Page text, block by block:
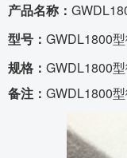
产品名称：
型号： GWDL1800
规格： GWDL1800
备注： GWDL1800